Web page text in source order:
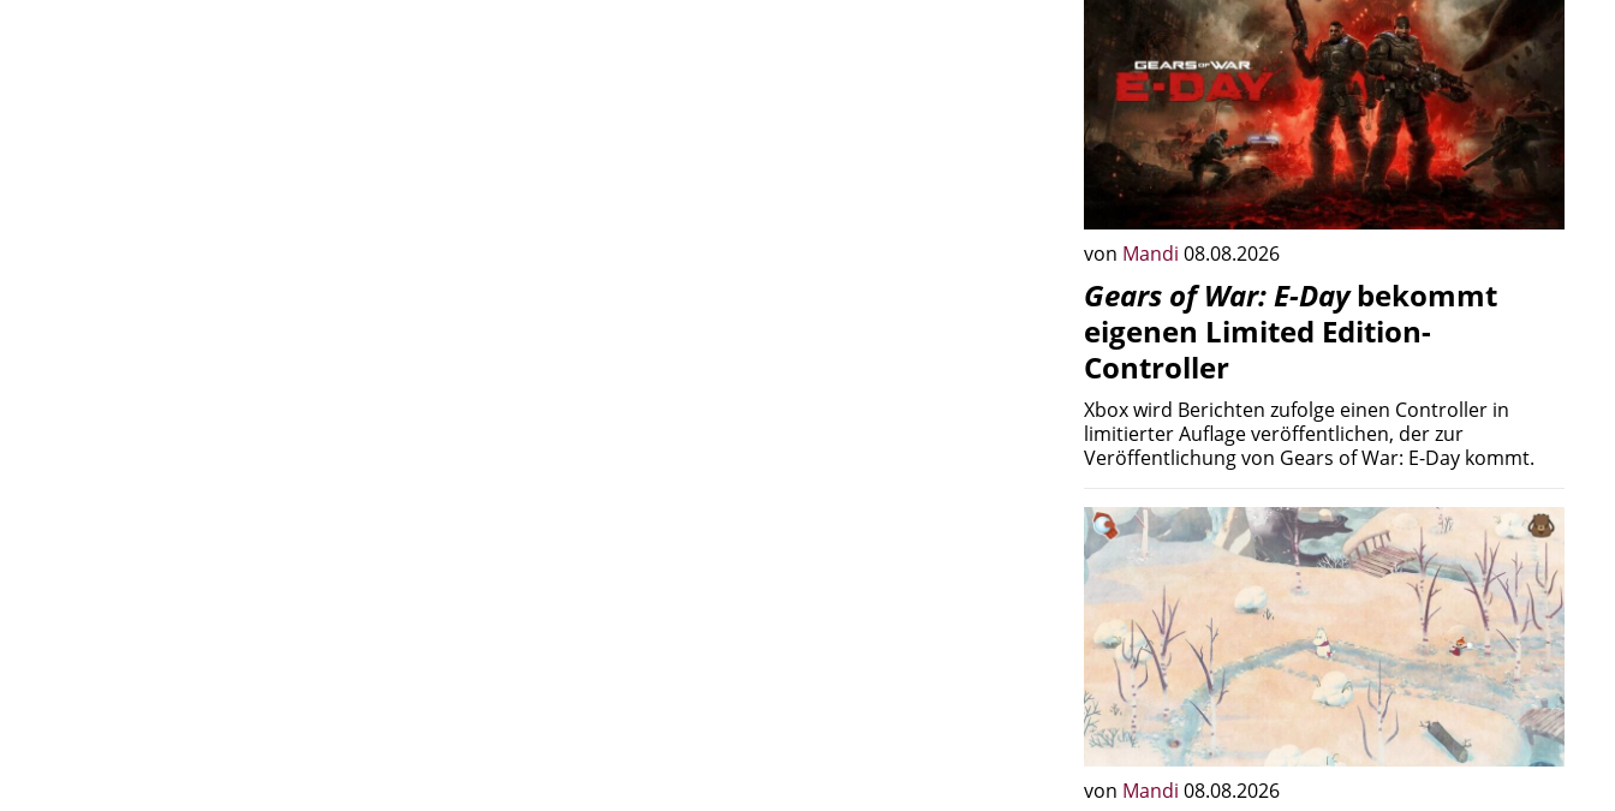
von Mandi 08.08.2026
Gears of War: E-Daybekommt
eigenen Limited Edition-
Controller
Xbox wird Berichten zufolge einen Controller in
limitierter Auflage veröffentlichen, der zur
Veröffentlichung von Gears of War: E-Day kommt.
von Mandi 08.08.2026